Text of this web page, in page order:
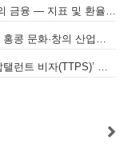
[숫자로 보는 홍콩 교민 생활 경제] 제4회: 홍콩의 금융 — 지표 및 환율, MPF 운영 현황
[기획특집] 숫자로 읽는 홍콩 경제 트렌드 제7회 홍콩 문화·창의 산업의 구조와 분야별 동향
[홍콩 비자 안내] 세계적 우수 인재 유치 위한 ‘탑탤런트 비자(TTPS)’ 주요 요건